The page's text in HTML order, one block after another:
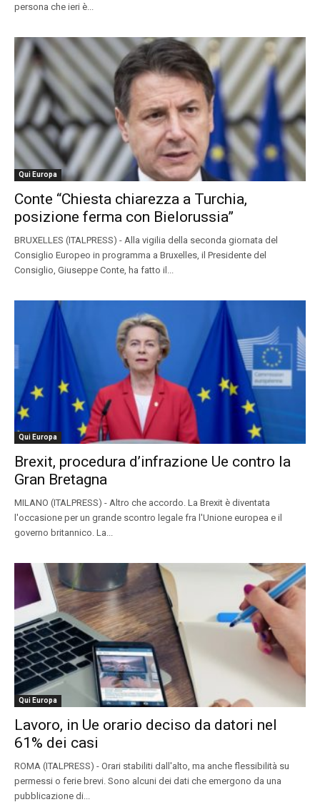
persona che ieri è...
Qui Europa
Conte “Chiesta chiarezza a Turchia,
posizione ferma con Bielorussia”
BRUXELLES (ITALPRESS) - Alla vigilia della seconda giornata del
Consiglio Europeo in programma a Bruxelles, il Presidente del
Consiglio, Giuseppe Conte, ha fatto il...
Qui Europa
Brexit, procedura d’infrazione Ue contro la
Gran Bretagna
MILANO (ITALPRESS) - Altro che accordo. La Brexit è diventata
l'occasione per un grande scontro legale fra l'Unione europea e il
governo britannico. La...
Qui Europa
Lavoro, in Ue orario deciso da datori nel
61% dei casi
ROMA (ITALPRESS) - Orari stabiliti dall'alto, ma anche flessibilità su
permessi o ferie brevi. Sono alcuni dei dati che emergono da una
pubblicazione di...